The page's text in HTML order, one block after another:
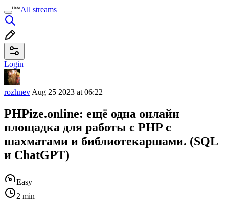
All streams
Login
rozhnev Aug 25 2023 at 06:22
PHPize.online: ещё одна онлайн
площадка для работы с PHP с
шахматами и библиотекаршами. (SQL
и ChatGPT)
Easy
2 min